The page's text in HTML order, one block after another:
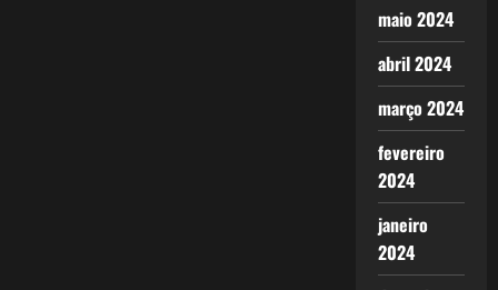
maio 2024
abril 2024
março 2024
fevereiro
2024
janeiro
2024